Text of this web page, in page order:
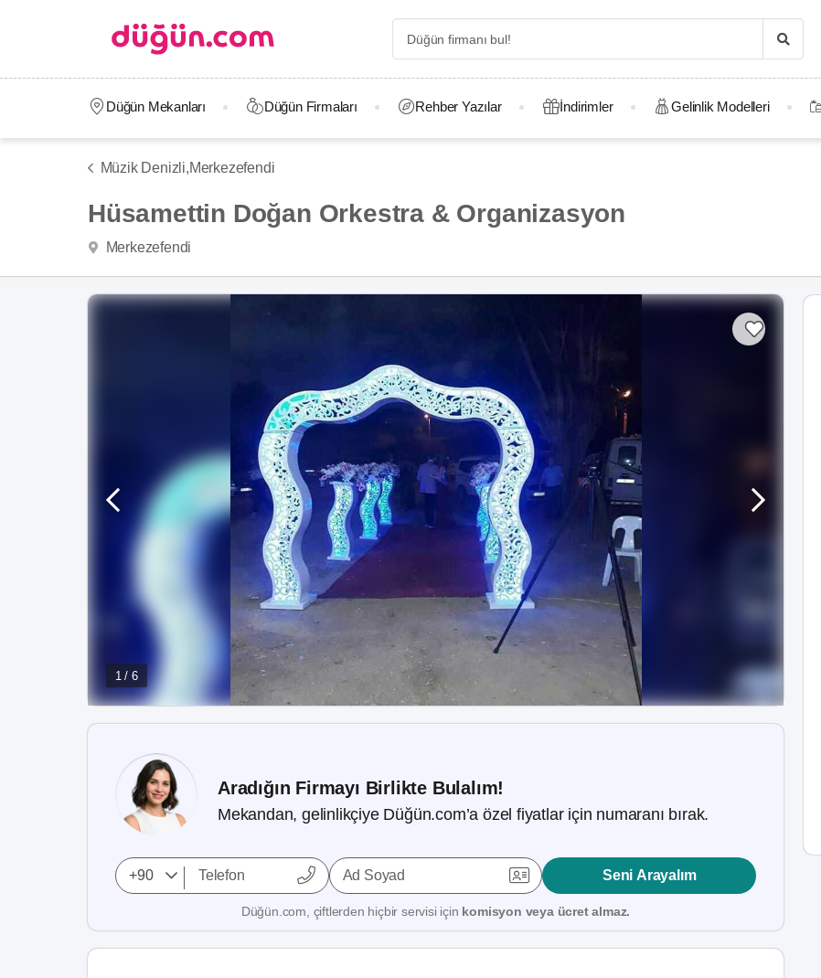
Düğün Mekanları Düğün Firmaları Rehber Yazılar İndirimler Gelinlik Modelleri
Müzik Denizli,Merkezefendi
Hüsamettin Doğan Orkestra & Organizasyon
Merkezefendi
1 / 6
Aradığın Firmayı Birlikte Bulalım!
Mekandan, gelinlikçiye Düğün.com’a özel fiyatlar için numaranı bırak.
Ad Soyad Seni Arayalım
Düğün.com, çiftlerden hiçbir servisi için komisyon veya ücret almaz.